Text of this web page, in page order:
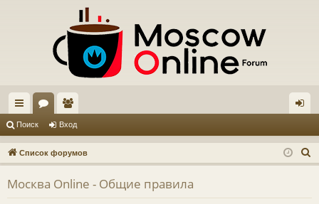
с
ы
лк
и
ум
ы
ол
ьз
ов
ат
д
Поиск Вход
Список форумов
о
Москва Online - Общие правила